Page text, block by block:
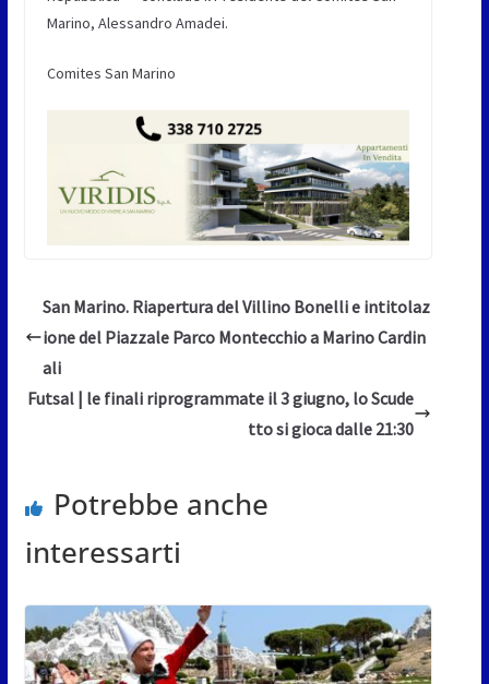
Marino, Alessandro Amadei.
Comites San Marino
San Marino. Riapertura del Villino Bonelli e intitolaz
ione del Piazzale Parco Montecchio a Marino Cardin
ali
Futsal | le finali riprogrammate il 3 giugno, lo Scude
tto si gioca dalle 21:30
Potrebbe anche
interessarti